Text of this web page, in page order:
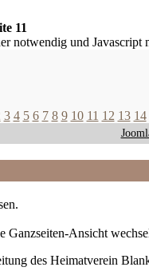
11
notwendig und
3 4 5 6 7 8 9 10 11 12 13 14
Ansicht
des Heimatverein